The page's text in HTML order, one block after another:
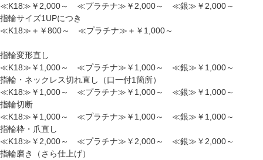
≪K18≫￥2,000～ ≪プラチナ≫￥2,000～ ≪銀≫￥2,000～
指輪サイズ1UPにつき
≪K18≫＋￥800～ ≪プラチナ≫＋￥1,000～
指輪変形直し
≪K18≫￥1,000～ ≪プラチナ≫￥1,000～ ≪銀≫￥1,000～
指輪・ネックレス切れ直し（口一付1箇所）
≪K18≫￥1,000～ ≪プラチナ≫￥1,000～ ≪銀≫￥1,000～
指輪切断
≪K18≫￥1,000～ ≪プラチナ≫￥1,000～ ≪銀≫￥1,000～
指輪枠・爪直し
≪K18≫￥2,000～ ≪プラチナ≫￥2,000～ ≪銀≫￥2,000～
指輪磨き（さら仕上げ）